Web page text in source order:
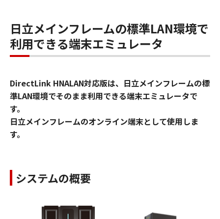
日立メインフレームの標準LAN環境で
利用できる端末エミュレータ
DirectLink HNALAN対応版は、日立メインフレームの標
準LAN環境でそのまま利用できる端末エミュレータで
す。
日立メインフレームのオンライン端末として使用しま
す。
システムの概要